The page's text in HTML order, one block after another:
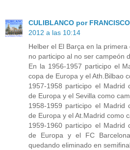
CULIBLANCO por
2012 a las 10:14
Helber el El Barça en la
no participo al no ser campeón
En la 1956-1957 participo el
copa de Europa y el Ath.Bilbao
1957-1958 participo el Madrid
de Europa y el Sevilla como
1958-1959 participo el Madrid
de Europa y el At.Madrid como
1959-1960 participo el Madrid
de Europa y el FC
quedando eliminado en